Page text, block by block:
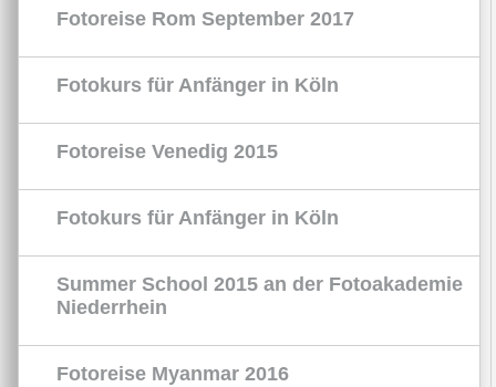
Fotoreise Rom September 2017
Fotokurs für Anfänger in Köln
Fotoreise Venedig 2015
Fotokurs für Anfänger in Köln
Summer School 2015 an der Fotoakademie
Niederrhein
Fotoreise Myanmar 2016